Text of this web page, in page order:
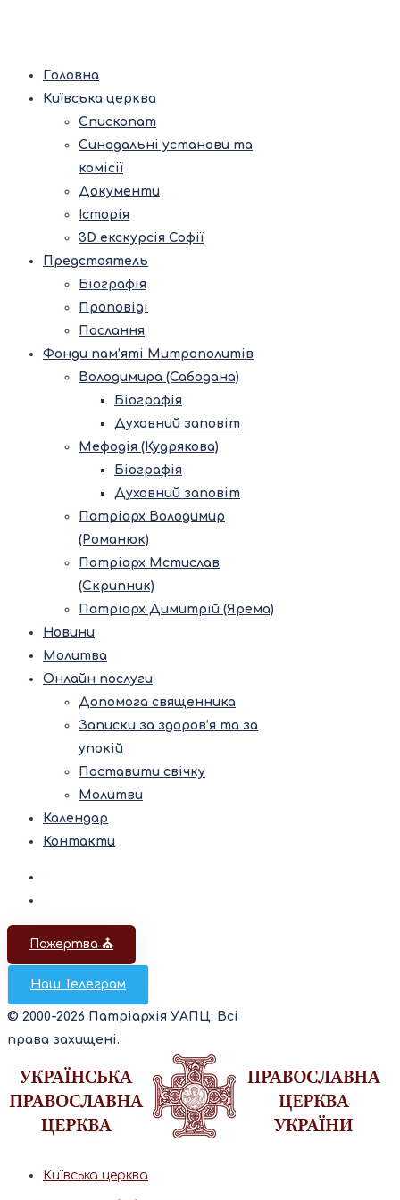
Головна
Київська церква
Єпископат
Синодальні установи та
комісії
Документи
Історія
3D екскурсія Софії
Предстоятель
Біографія
Проповіді
Послання
Фонди пам’яті Митрополитів
Володимира (Сабодана)
Біографія
Духовний заповіт
Мефодія (Кудрякова)
Біографія
Духовний заповіт
Патріарх Володимир
(Романюк)
Патріарх Мстислав
(Скрипник)
Патріарх Димитрій (Ярема)
Новини
Молитва
Онлайн послуги
Допомога священника
Записки за здоров’я та за
упокій
Поставити свічку
Молитви
Календар
Контакти
Пожертва ⛪️
Наш Телеграм
© 2000-2026 Патріархія УАПЦ. Всі
права захищені.
Київська церква